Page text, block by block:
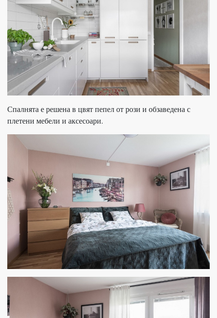
Спалнята е решена в цвят пепел от рози и обзаведена с
плетени мебели и аксесоари.